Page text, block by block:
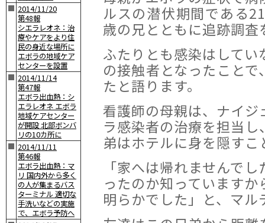
■ 2014/11/20
第48報
シエラレオネ：治
療やケアをより住
民の身近な場所に
エボラの地域ケア
センターを設置
■ 2014/11/14
第47報
エボラ出血熱：シ
エラレオネ エボラ
地域ケアセンター
が開設 北部ボンバ
リの10カ所に
■ 2014/11/11
第46報
エボラ出血熱：マ
リ 国内外から多く
の人が集まるバス
ターミナル 適切な
手洗いなどの実施
で、エボラ予防へ
ルスの潜伏期間である
歳の兄とともに追跡調
ふたりとも感染はして
の接触者となったこと
たと語ります。
看護師の母親は、ナイ
ラ感染者の治療を担当
弟はホテルに身を隠す
「家へは帰れませんで
ったのか知っています
明らかでした」と、マ